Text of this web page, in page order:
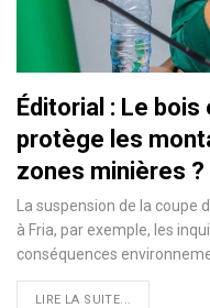
Éditorial : Le
protège les
zones minières ?
La suspension de la
à Fria, par exemple, les
conséquences
LIRE LA SUITE...